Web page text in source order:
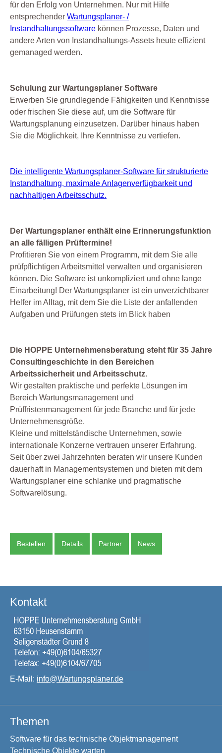
für den Erfolg von Unternehmen. Nur mit Hilfe
entsprechender Wartungsplaner- /
Instandhaltungssoftware können Prozesse, Daten und
andere Arten von Instandhaltungs-Assets heute effizient
gemanaged werden.
Schulung zur Wartungsplaner Software
Erwerben Sie grundlegende Fähigkeiten und Kenntnisse
oder frischen Sie diese auf, um die Software für
Wartungsplanung einzusetzen. Darüber hinaus haben
Sie die Möglichkeit, Ihre Kenntnisse zu vertiefen.
Die intelligente Wartungsplaner-Software für strukturierte
Instandhaltung, maximale Anlagenverfügbarkeit und
nachhaltigen Arbeitsschutz.
Der Wartungsplaner enthält eine Erinnerungsfunktion
an alle fälligen Prüftermine!
Profitieren Sie von einem Programm, mit dem Sie alle
prüfpflichtigen Arbeitsmittel verwalten und organisieren
können. Die Software ist unkompliziert und ohne lange
Einarbeitung! Der Wartungsplaner ist ein unverzichtbarer
Helfer im Alltag, mit dem Sie die Liste der anfallenden
Aufgaben und Prüfungen stets im Blick haben
Die HOPPE Unternehmensberatung steht für 35 Jahre
Consultingeschichte in den Bereichen
Arbeitssicherheit und Arbeitsschutz.
Wir gestalten praktische und perfekte Lösungen im
Bereich Wartungsmanagement und
Prüffristenmanagement für jede Branche und für jede
Unternehmensgröße.
Kleine und mittelständische Unternehmen, sowie
internationale Konzerne vertrauen unserer Erfahrung.
Seit über zwei Jahrzehnten beraten wir unsere Kunden
dauerhaft in Managementsystemen und bieten mit dem
Wartungsplaner eine schlanke und pragmatische
Softwarelösung.
Bestellen Details Partner News
Kontakt
E-Mail: info@Wartungsplaner.de
Themen
Software für das technische Objektmanagement
Technische Objekte warten